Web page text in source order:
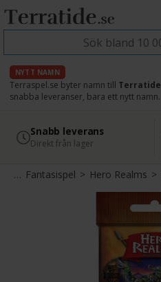
NYTT NAMN
Terraspel.se byter namn till Terratide
snabba leveranser, bara ett nytt namn.
4.8
Läs omdömen på Google
Snabb leverans
Direkt från lager
Fantasispel> Hero Realms>